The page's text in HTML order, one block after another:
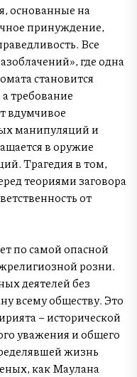
основанные на
принуждение,
Все
где одна
становится
требование
вдумчивое
манипуляций и
в оружие
Трагедия в том,
теориями заговора
от
по самой опасной
розни.
деятелей без
всему обществу. Это
– исторической
уважения и общего
жизнь
как Маулана